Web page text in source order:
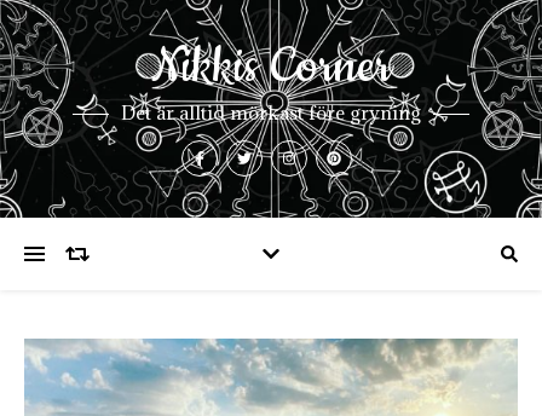
Nikkis Corner
Det är alltid mörkast före gryning